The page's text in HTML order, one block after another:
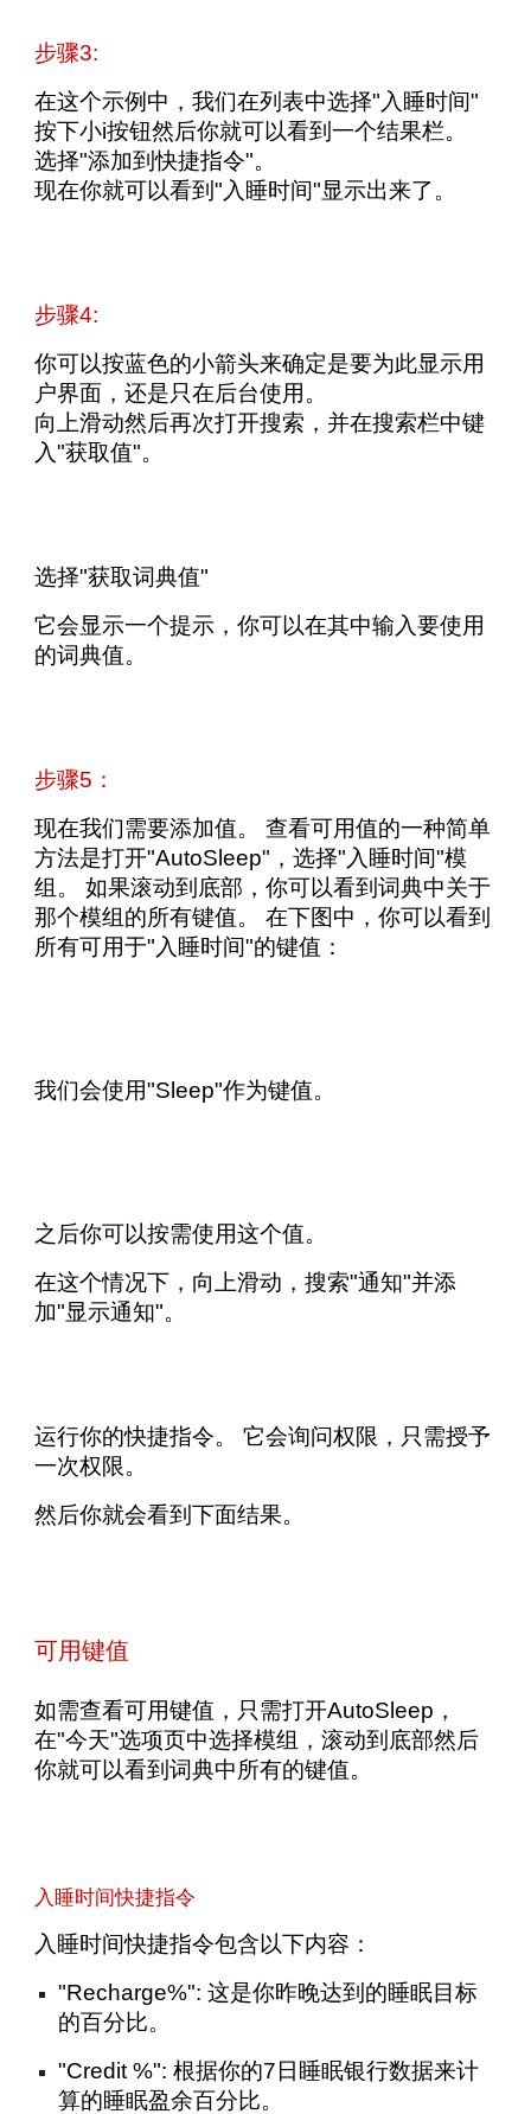
步骤3:
在这个示例中，我们在列表中选择"入睡时间"
按下小i按钮然后你就可以看到一个结果栏。
选择"添加到快捷指令"。
现在你就可以看到"入睡时间"显示出来了。
步骤4:
你可以按蓝色的小箭头来确定是要为此显示用
户界面，还是只在后台使用。
向上滑动然后再次打开搜索，并在搜索栏中键
入"获取值"。
选择"获取词典值"
它会显示一个提示，你可以在其中输入要使用
的词典值。
步骤5：
现在我们需要添加值。 查看可用值的一种简单
方法是打开"AutoSleep"，选择"入睡时间"模
组。 如果滚动到底部，你可以看到词典中关于
那个模组的所有键值。 在下图中，你可以看到
所有可用于"入睡时间"的键值：
我们会使用"Sleep"作为键值。
之后你可以按需使用这个值。
在这个情况下，向上滑动，搜索"通知"并添
加"显示通知"。
运行你的快捷指令。 它会询问权限，只需授予
一次权限。
然后你就会看到下面结果。
可用键值
如需查看可用键值，只需打开AutoSleep，
在"今天"选项页中选择模组，滚动到底部然后
你就可以看到词典中所有的键值。
入睡时间快捷指令
入睡时间快捷指令包含以下内容：
"Recharge%": 这是你昨晚达到的睡眠目标
的百分比。
"Credit %": 根据你的7日睡眠银行数据来计
算的睡眠盈余百分比。